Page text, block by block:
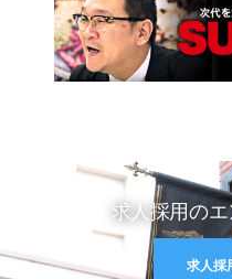
求人採用の
求人採